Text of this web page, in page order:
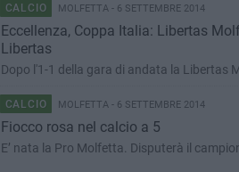
CALCIO MOLFETTA - 6 SETTEMBRE 2014
Eccellenza, Coppa Italia: Libertas
Libertas
Dopo l'1-1 della gara di andata la Libertas
CALCIO MOLFETTA - 6 SETTEMBRE 2014
Fiocco rosa nel calcio a 5